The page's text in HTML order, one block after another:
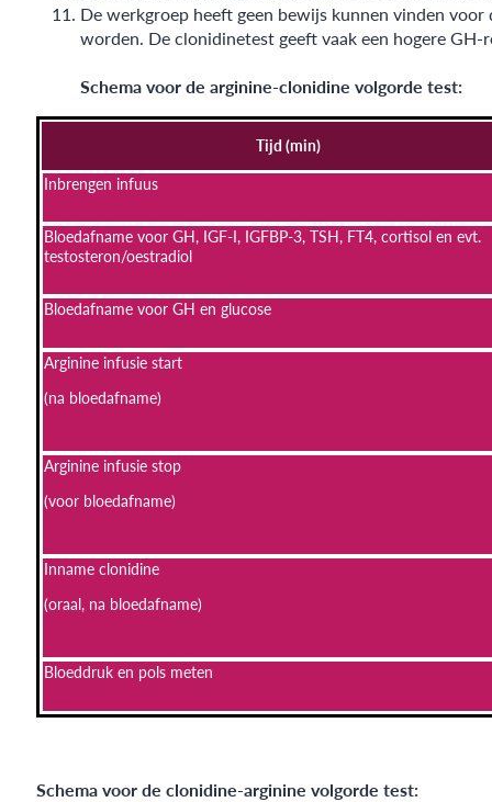
De werkgroep heeft geen bewijs kunnen vinden
worden. De clonidinetest geeft vaak een hogere
Schema voor de arginine-clonidine volgorde test:
Tijd (min)
Inbrengen infuus
Bloedafname voor GH, IGF-I, IGFBP-3, TSH, FT4, cortisol en evt.
testosteron/oestradiol
Bloedafname voor GH en glucose
Arginine infusie start
(na bloedafname)
Arginine infusie stop
(voor bloedafname)
Inname clonidine
(oraal, na bloedafname)
Bloeddruk en pols meten
Schema voor de clonidine-arginine volgorde test: